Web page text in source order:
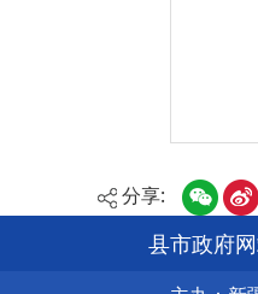
分享:
县市政府